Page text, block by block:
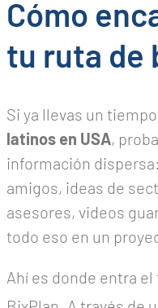
Cómo
tu ruta de
Si ya llevas un
latinos en USA,
información
amigos, ideas de
asesores, videos
todo eso en un
Ahí es donde entra